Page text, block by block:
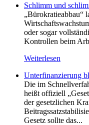
Schlimm und
„Bürokratieabbau“
oder sogar
Kontrollen beim
Weiterlesen
Unterfinanzierung
Die im
heißt offiziell
der gesetzlichen
Gesetz sollte das...